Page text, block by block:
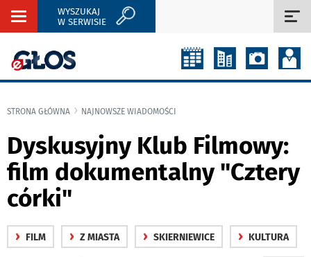
Rozwiń
WYSZUKAJ
W SERWISIE
STRONA GŁÓWNA NAJNOWSZE WIADOMOŚCI
Dyskusyjny Klub Filmowy:
film dokumentalny "Cztery
córki"
› FILM › Z MIASTA › SKIERNIEWICE › KULTURA